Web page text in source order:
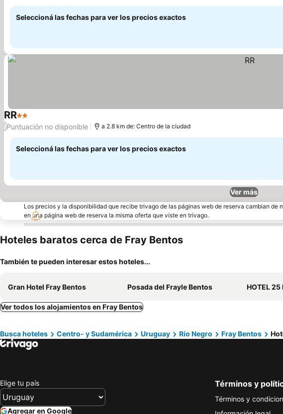
Seleccioná las fechas para ver los precios exactos
RR2 Estrellas
/Puntuación no disponible a 2.8 km de: Centro de la ciudad
Seleccioná las fechas para ver los precios exactos
Ver más
Los precios y la disponibilidad que recibe trivago de las páginas web de reserva cambian
en una página web de reserva la misma oferta que viste en trivago.
Hoteles baratos cerca de Fray Bentos
También te pueden interesar estos hoteles...
Gran Hotel Fray Bentos Posada del Frayle Bentos HOTEL 25
Ver todos los alojamientos en Fray Bentos
Busca hoteles Centro- y Sudamérica Uruguay Río Negro Fray Bentos
Elige tu país
Agregar en Google
Términos y
Términos y